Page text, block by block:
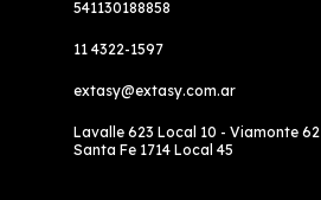
541130188858
11 4322-1597
extasy@extasy.com.ar
Lavalle 623 Local 10 - Viamonte
Santa Fe 1714 Local 45